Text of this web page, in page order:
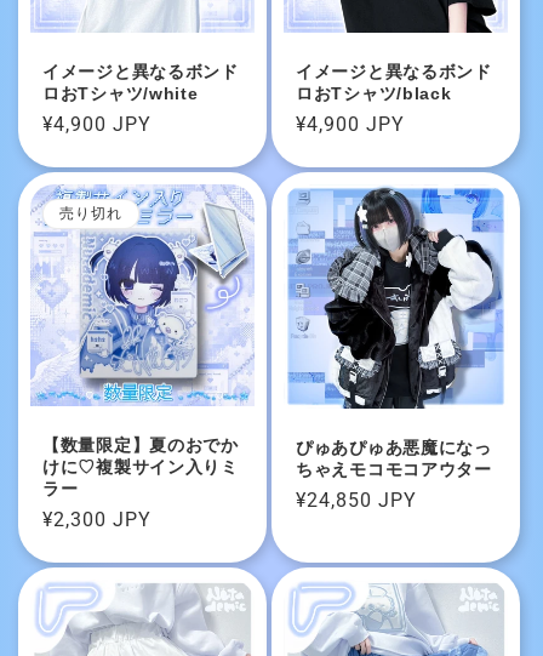
イメージと異なるボンド
ロおTシャツ/white
通
価
格
¥4,900 JPY
イメージと異なるボンド
ロおTシャツ/black
通
価
格
¥4,900 JPY
売り切れ
【数量限定】夏のおでか
けに♡複製サイン入りミ
ラー
通
価
格
¥2,300 JPY
ぴゅあぴゅあ悪魔になっ
ちゃえモコモコアウター
通
価
格
¥24,850 JPY